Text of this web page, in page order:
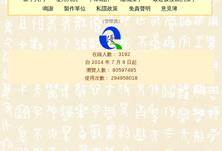
鳴謝
製作單位 私隱政策 免責聲明 意見簿
（管理員 ）
在線人數： 3192
自 2014 年 7 月 8 日起
瀏覽人數： 80597485
使用次數： 294958018